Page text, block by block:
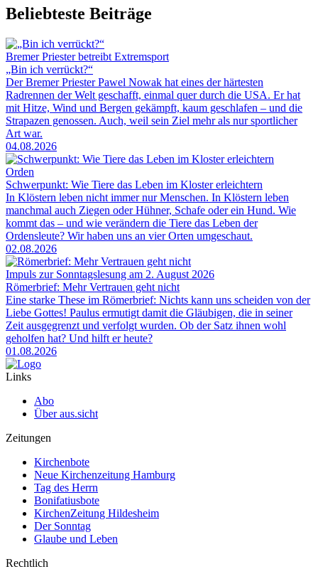
Beliebteste Beiträge
Bremer Priester betreibt Extremsport
„Bin ich verrückt?“
Der Bremer Priester Pawel Nowak hat eines der härtesten
Radrennen der Welt geschafft, einmal quer durch die USA. Er hat
mit Hitze, Wind und Bergen gekämpft, kaum geschlafen – und die
Strapazen genossen. Auch, weil sein Ziel mehr als nur sportlicher
Art war.
04.08.2026
Orden
Schwerpunkt: Wie Tiere das Leben im Kloster erleichtern
In Klöstern leben nicht immer nur Menschen. In Klöstern leben
manchmal auch Ziegen oder Hühner, Schafe oder ein Hund. Wie
kommt das – und wie verändern die Tiere das Leben der
Ordensleute? Wir haben uns an vier Orten umgeschaut.
02.08.2026
Impuls zur Sonntagslesung am 2. August 2026
Römerbrief: Mehr Vertrauen geht nicht
Eine starke These im Römerbrief: Nichts kann uns scheiden von der
Liebe Gottes! Paulus ermutigt damit die Gläubigen, die in seiner
Zeit ausgegrenzt und verfolgt wurden. Ob der Satz ihnen wohl
geholfen hat? Und hilft er heute?
01.08.2026
Links
Abo
Über aus.sicht
Zeitungen
Kirchenbote
Neue Kirchenzeitung Hamburg
Tag des Herrn
Bonifatiusbote
KirchenZeitung Hildesheim
Der Sonntag
Glaube und Leben
Rechtlich